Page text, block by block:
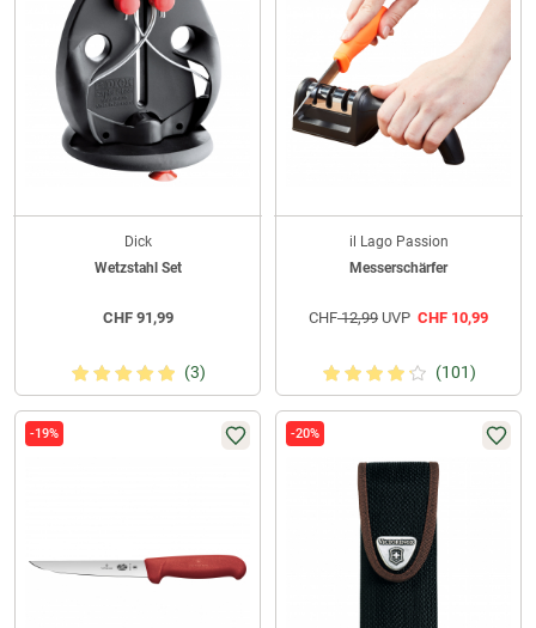
Dick
Wetzstahl Set
CHF91,99
(3)
il Lago Passion
Messerschärfer
CHF12,99 UVP CHF 10,99
(101)
-19% -20%